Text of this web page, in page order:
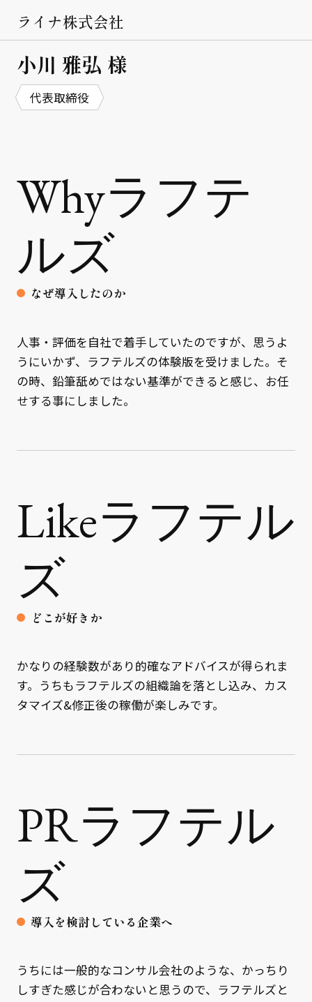
ライナ株式会社
小川 雅弘 様
代表取締役
Whyラフテ
ルズ
なぜ導入したのか
人事・評価を自社で着手していたのですが、思うよ
うにいかず、ラフテルズの体験版を受けました。そ
の時、鉛筆舐めではない基準ができると感じ、お任
せする事にしました。
Likeラフテル
ズ
どこが好きか
かなりの経験数があり的確なアドバイスが得られま
す。うちもラフテルズの組織論を落とし込み、カス
タマイズ&修正後の稼働が楽しみです。
PRラフテル
ズ
導入を検討している企業へ
うちには一般的なコンサル会社のような、かっちり
しすぎた感じが合わないと思うので、ラフテルズと